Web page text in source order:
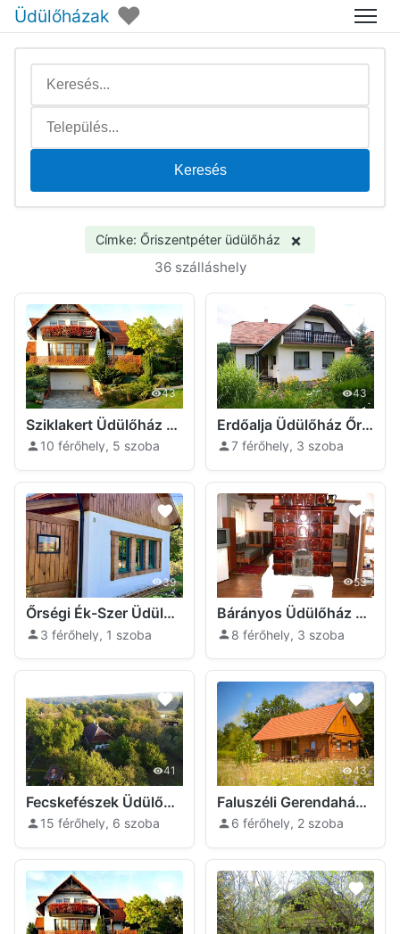
Üdülőházak ♥ Menü
Keresés
Címke: Őriszentpéter üdülőház ×
36 szálláshely
43
Sziklakert Üdülőház Őriszentpéter
10 férőhely, 5 szoba
43
Erdőalja Üdülőház Őriszentpéter
7 férőhely, 3 szoba
39
Őrségi Ék-Szer Üdülőház Őriszentpéter
3 férőhely, 1 szoba
53
Bárányos Üdülőház Őriszentpéter
8 férőhely, 3 szoba
41
Fecskefészek Üdülőház Őriszentpéter
15 férőhely, 6 szoba
43
Faluszéli Gerendaház Őriszentpéter
6 férőhely, 2 szoba